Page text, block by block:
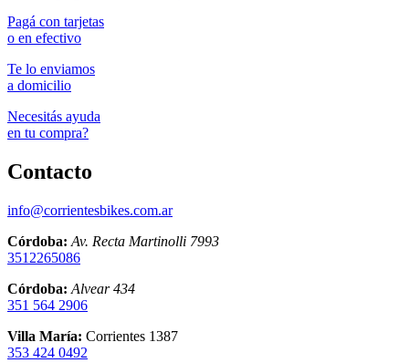
Pagá con tarjetas
o en efectivo
Te lo enviamos
a domicilio
Necesitás ayuda
en tu compra?
Contacto
info@corrientesbikes.com.ar
Córdoba: Av. Recta Martinolli 7993
3512265086
Córdoba: Alvear 434
351 564 2906
Villa María: Corrientes 1387
353 424 0492